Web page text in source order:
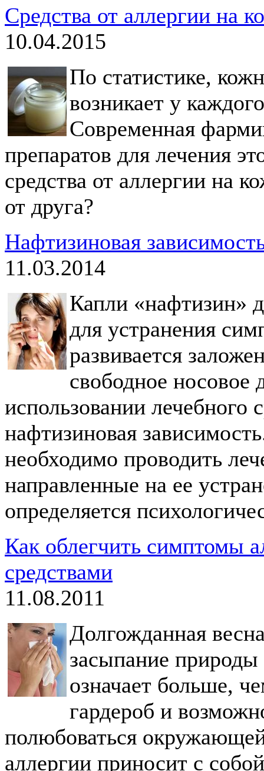
Средства от аллергии на
10.04.2015
По статистике,
возникает у
Современная
препаратов для лечения
средства от аллергии на
от друга?
Нафтизиновая
11.03.2014
Капли «нафтизин»
для устранения
развивается
свободное
использовании лечебного
нафтизиновая
необходимо проводить
направленные на ее
определяется
Как облегчить симптомы
средствами
11.08.2011
Долгожданная
засыпание
означает больше,
гардероб и
полюбоваться
аллергии приносит с